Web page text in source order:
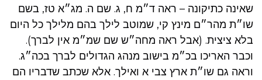
שאינה כתיקונה – ראה ד״מ ח, ג. שם ה. מג״א טז, בשם
שו״ת מהר״ם מינץ קי, שמוטב לילך בהם מלילך כל היום
בלא ציצית. (אבל ראה מחה״ש שם שמ״מ אין לברך).
וכבר האריכו בכ״מ בישוב מנהג הגדולים לברך בכה״ג.
וראה גם שו״ת ארץ צבי א ואילך. אלא שכתב שדבריו הם